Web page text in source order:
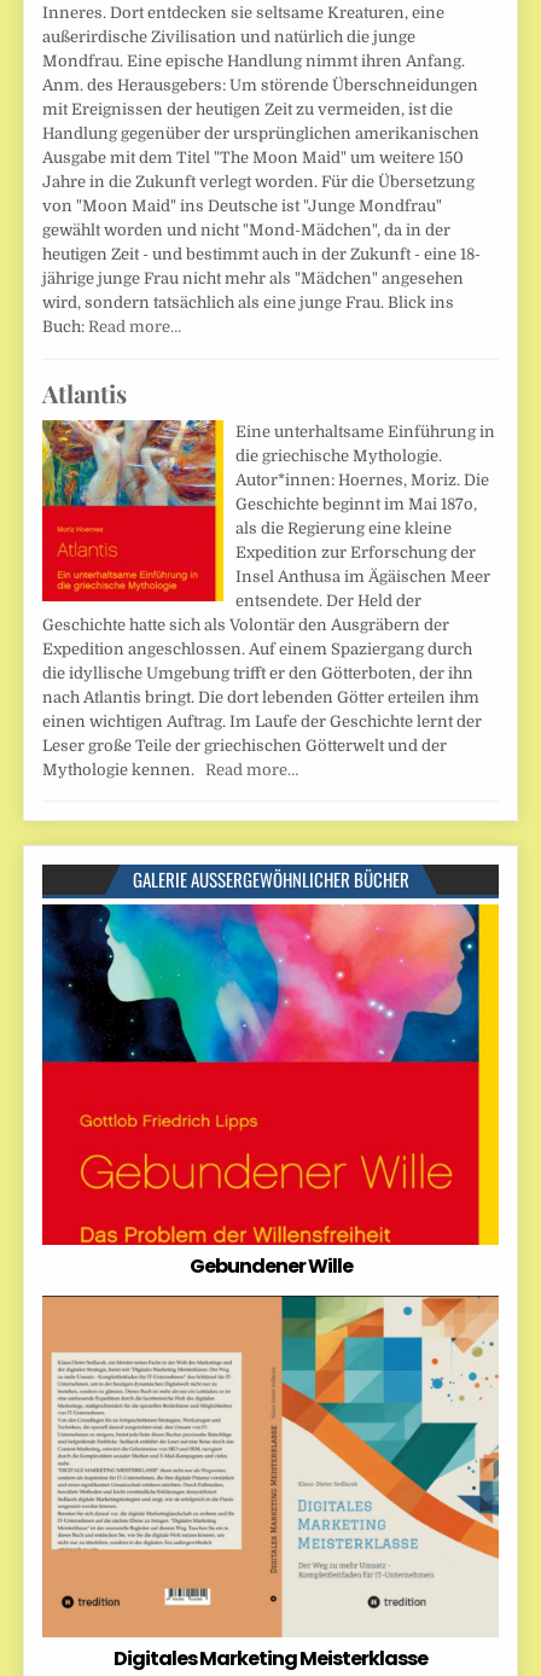
Inneres. Dort entdecken sie seltsame Kreaturen, eine
außerirdische Zivilisation und natürlich die junge
Mondfrau. Eine epische Handlung nimmt ihren Anfang.
Anm. des Herausgebers: Um störende Überschneidungen
mit Ereignissen der heutigen Zeit zu vermeiden, ist die
Handlung gegenüber der ursprünglichen amerikanischen
Ausgabe mit dem Titel "The Moon Maid" um weitere 150
Jahre in die Zukunft verlegt worden. Für die Übersetzung
von "Moon Maid" ins Deutsche ist "Junge Mondfrau"
gewählt worden und nicht "Mond-Mädchen", da in der
heutigen Zeit - und bestimmt auch in der Zukunft - eine 18-
jährige junge Frau nicht mehr als "Mädchen" angesehen
wird, sondern tatsächlich als eine junge Frau. Blick ins
Buch:Read more…
Atlantis
Eine unterhaltsame Einführung in
die griechische Mythologie.
Autor*innen: Hoernes, Moriz. Die
Geschichte beginnt im Mai 187o,
als die Regierung eine kleine
Expedition zur Erforschung der
Insel Anthusa im Ägäischen Meer
entsendete. Der Held der
Geschichte hatte sich als Volontär den Ausgräbern der
Expedition angeschlossen. Auf einem Spaziergang durch
die idyllische Umgebung trifft er den Götterboten, der ihn
nach Atlantis bringt. Die dort lebenden Götter erteilen ihm
einen wichtigen Auftrag. Im Laufe der Geschichte lernt der
Leser große Teile der griechischen Götterwelt und der
Mythologie kennen. Read more…
GALERIE AUSSERGEWÖHNLICHER BÜCHER
Gebundener Wille
Digitales Marketing Meisterklasse